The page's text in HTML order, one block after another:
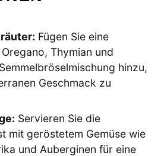
Fügen Sie eine
Thymian und
hinzu,
Geschmack zu
Servieren Sie die
mit geröstetem Gemüse wie
und Auberginen für eine